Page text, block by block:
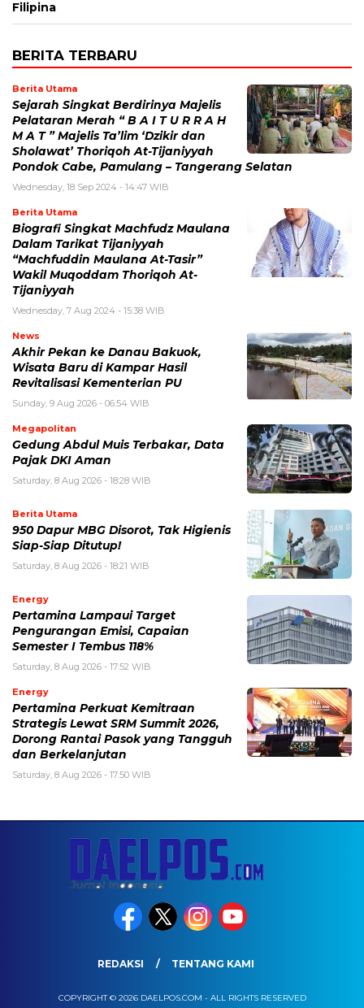
Filipina
BERITA TERBARU
Berita Utama
Sejarah Singkat Berdirinya Majelis
Pelataran Merah “ B A I T U R R A H
M A T ” Majelis Ta’lim ‘Dzikir dan
Sholawat’ Thoriqoh At-Tijaniyyah
Pondok Cabe, Pamulang – Tangerang Selatan
Wednesday, 18 Sep 2024 - 14:47 WIB
Berita Utama
Biografi Singkat Machfudz Maulana
Dalam Tarikat Tijaniyyah
“Machfuddin Maulana At-Tasir”
Wakil Muqoddam Thoriqoh At-
Tijaniyyah
Wednesday, 7 Aug 2024 - 15:38 WIB
News
Akhir Pekan ke Danau Bakuok,
Wisata Baru di Kampar Hasil
Revitalisasi Kementerian PU
Sunday, 9 Aug 2026 - 06:54 WIB
Megapolitan
Gedung Abdul Muis Terbakar, Data
Pajak DKI Aman
Saturday, 8 Aug 2026 - 18:28 WIB
Berita Utama
950 Dapur MBG Disorot, Tak Higienis
Siap-Siap Ditutup!
Saturday, 8 Aug 2026 - 18:21 WIB
Energy
Pertamina Lampaui Target
Pengurangan Emisi, Capaian
Semester I Tembus 118%
Saturday, 8 Aug 2026 - 17:52 WIB
Energy
Pertamina Perkuat Kemitraan
Strategis Lewat SRM Summit 2026,
Dorong Rantai Pasok yang Tangguh
dan Berkelanjutan
Saturday, 8 Aug 2026 - 17:50 WIB
REDAKSI TENTANG KAMI
COPYRIGHT © 2026 DAELPOS.COM - ALL RIGHTS RESERVED